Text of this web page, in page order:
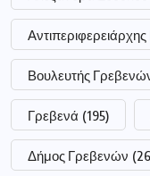
Βουλευτής
Γρεβενά (195)
Δήμος Γρεβενών